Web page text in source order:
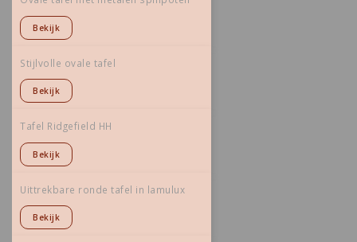
Bekijk
Stijlvolle ovale tafel
Bekijk
Tafel Ridgefield HH
Bekijk
Uittrekbare ronde tafel in lamulux
Bekijk